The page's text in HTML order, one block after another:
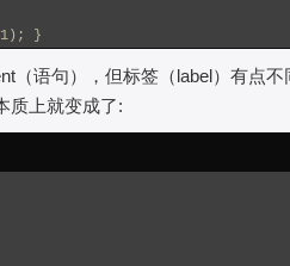
}
语句），但标签（label）有点不
质上就变成了: